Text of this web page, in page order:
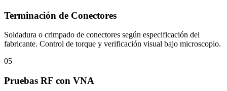
Terminación de Conectores
Soldadura o crimpado de conectores según especificación del
fabricante. Control de torque y verificación visual bajo microscopio.
05
Pruebas RF con VNA